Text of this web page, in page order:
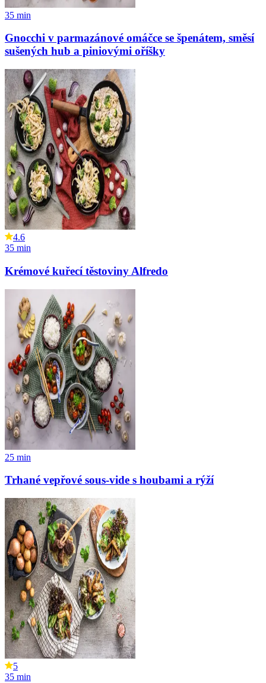
35 min
Gnocchi v parmazánové omáčce se špenátem, směsí
sušených hub a piniovými oříšky
4.6
35 min
Krémové kuřecí těstoviny Alfredo
25 min
Trhané vepřové sous-vide s houbami a rýží
5
35 min